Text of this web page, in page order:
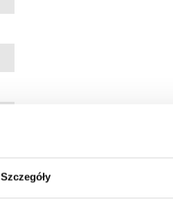
Szczegóły